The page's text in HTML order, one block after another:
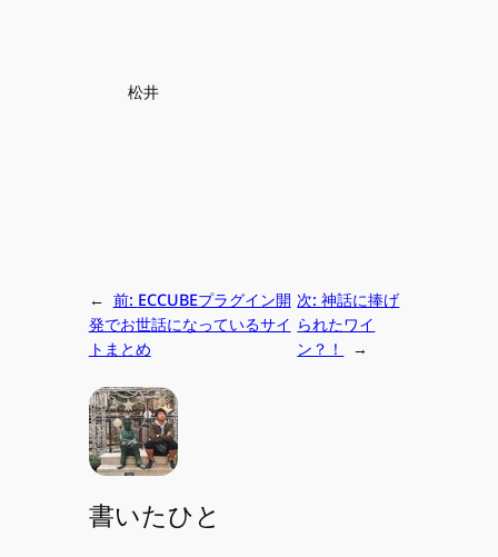
松井
← 前: ECCUBEプラグイン開
発でお世話になっているサイ
トまとめ
次:神話に捧げ
られたワイ
ン？！
→
書いたひと